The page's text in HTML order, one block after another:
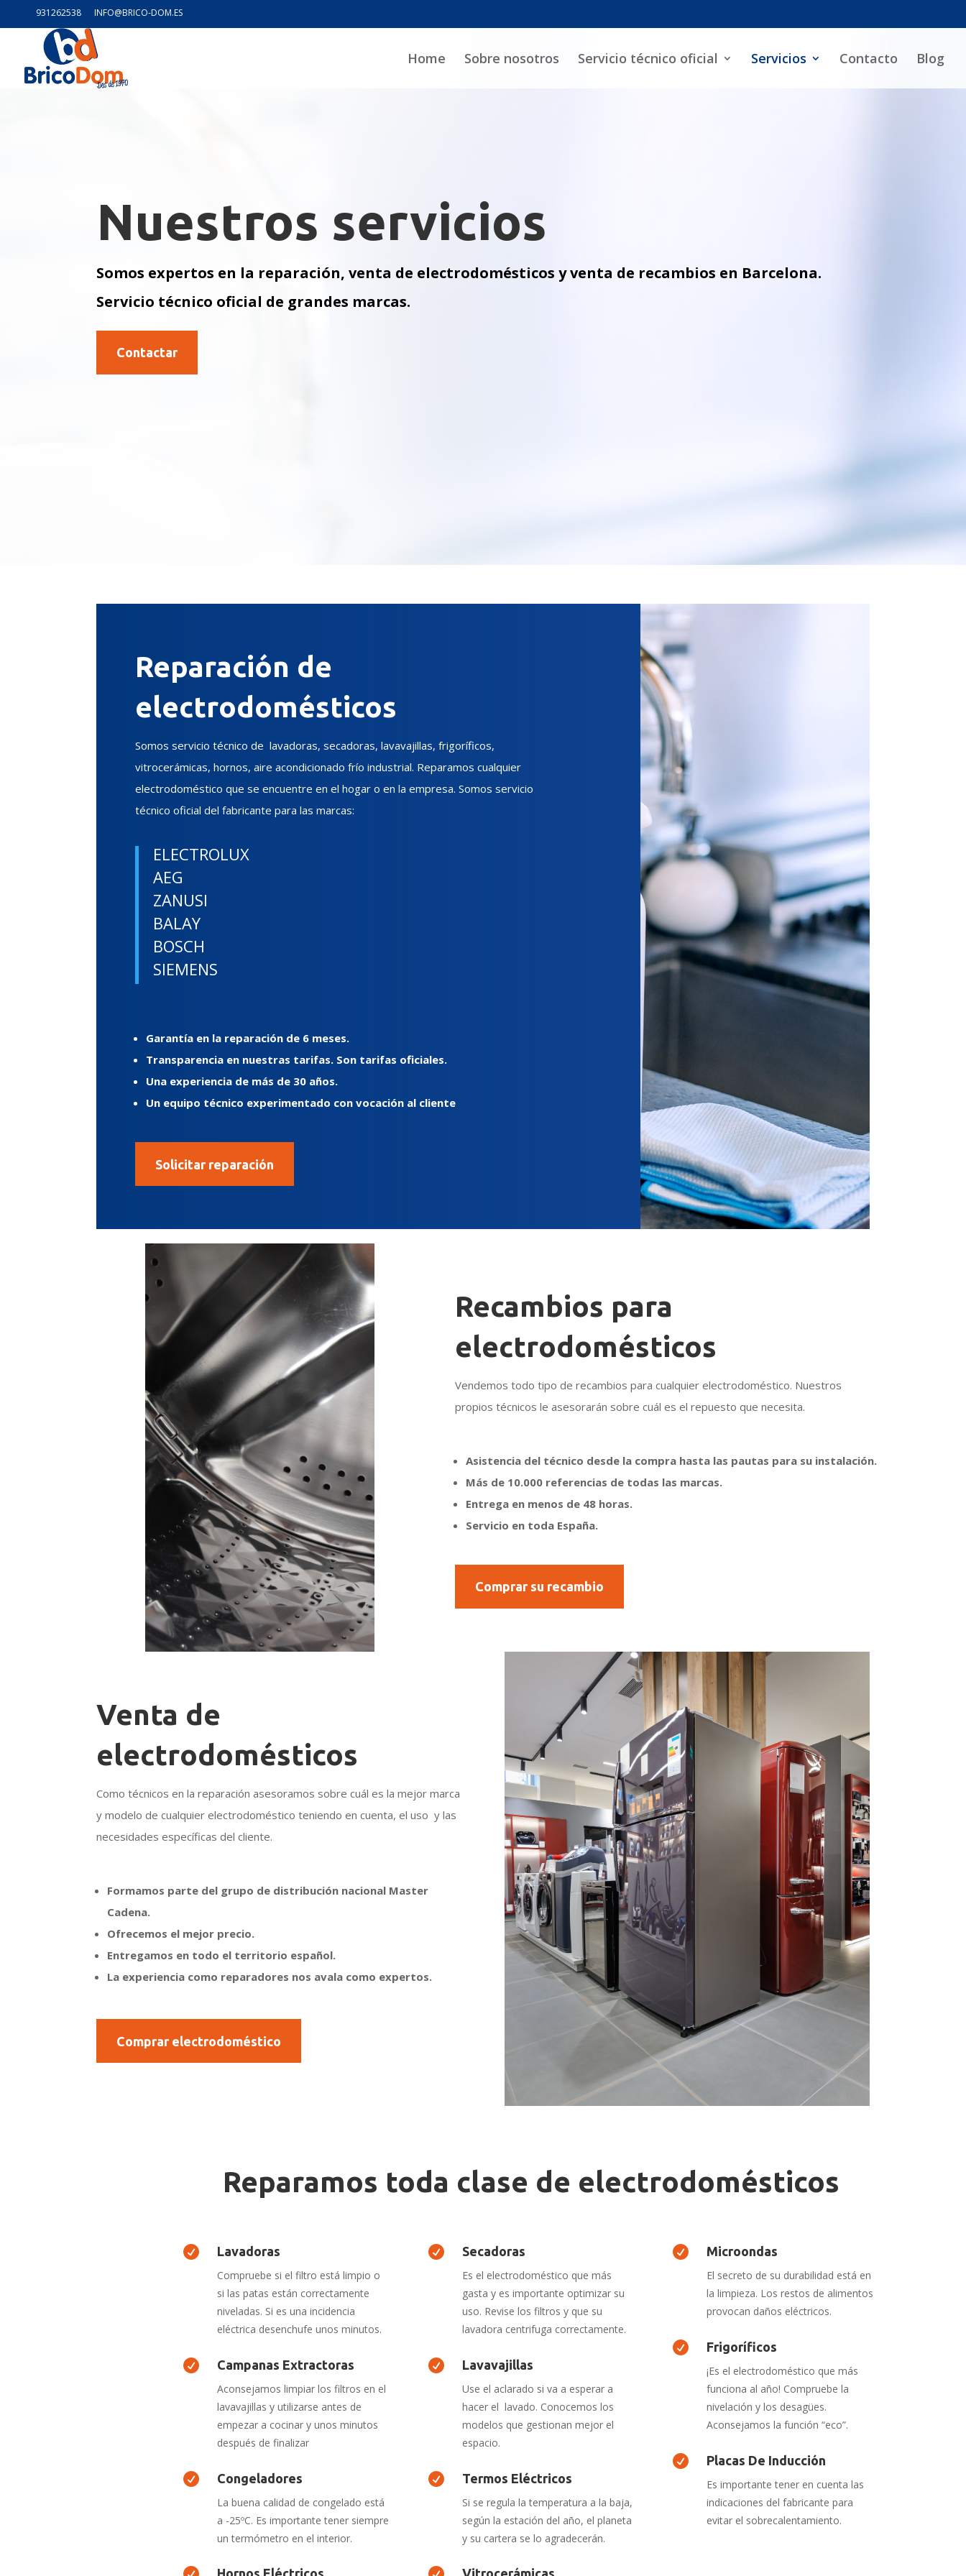
931262538 INFO@BRICO-DOM.ES
Home Sobre nosotros Servicio técnico oficial Servicios Contacto Blog
Nuestros servicios
Somos expertos en la reparación, venta de electrodomésticos y venta de recambios en Barcelona.
Servicio técnico oficial de grandes marcas.
Contactar
Reparación de
electrodomésticos
Somos servicio técnico de lavadoras, secadoras, lavavajillas, frigoríficos,
vitrocerámicas, hornos, aire acondicionado frío industrial. Reparamos cualquier
electrodoméstico que se encuentre en el hogar o en la empresa. Somos servicio
técnico oficial del fabricante para las marcas:
ELECTROLUX
AEG
ZANUSI
BALAY
BOSCH
SIEMENS
Garantía en la reparación de 6 meses.
Transparencia en nuestras tarifas. Son tarifas oficiales.
Una experiencia de más de 30 años.
Un equipo técnico experimentado con vocación al cliente
Solicitar reparación
Recambios para
electrodomésticos
Vendemos todo tipo de recambios para cualquier electrodoméstico. Nuestros
propios técnicos le asesorarán sobre cuál es el repuesto que necesita.
Asistencia del técnico desde la compra hasta las pautas para su instalación.
Más de 10.000 referencias de todas las marcas.
Entrega en menos de 48 horas.
Servicio en toda España.
Comprar su recambio
Venta de
electrodomésticos
Como técnicos en la reparación asesoramos sobre cuál es la mejor marca
y modelo de cualquier electrodoméstico teniendo en cuenta, el uso y las
necesidades específicas del cliente.
Formamos parte del grupo de distribución nacional Master
Cadena.
Ofrecemos el mejor precio.
Entregamos en todo el territorio español.
La experiencia como reparadores nos avala como expertos.
Comprar electrodoméstico
Reparamos toda clase de electrodomésticos
 Lavadoras
Compruebe si el filtro está limpio o
si las patas están correctamente
niveladas. Si es una incidencia
eléctrica desenchufe unos minutos.
 Campanas Extractoras
Aconsejamos limpiar los filtros en el
lavavajillas y utilizarse antes de
empezar a cocinar y unos minutos
después de finalizar
 Congeladores
La buena calidad de congelado está
a -25ºC. Es importante tener siempre
un termómetro en el interior.
 Secadoras
Es el electrodoméstico que más
gasta y es importante optimizar su
uso. Revise los filtros y que su
lavadora centrifuga correctamente.
 Lavavajillas
Use el aclarado si va a esperar a
hacer el lavado. Conocemos los
modelos que gestionan mejor el
espacio.
 Termos Eléctricos
Si se regula la temperatura a la baja,
según la estación del año, el planeta
y su cartera se lo agradecerán.
 Microondas
El secreto de su durabilidad está en
la limpieza. Los restos de alimentos
provocan daños eléctricos.
 Frigoríficos
¡Es el electrodoméstico que más
funciona al año! Compruebe la
nivelación y los desagües.
Aconsejamos la función “eco”.
 Placas De Inducción
Es importante tener en cuenta las
indicaciones del fabricante para
evitar el sobrecalentamiento.